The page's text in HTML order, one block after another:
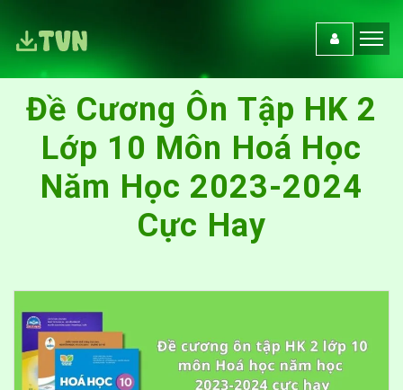
Đề Cương Ôn Tập HK 2
Lớp 10 Môn Hoá Học
Năm Học 2023-2024
Cực Hay